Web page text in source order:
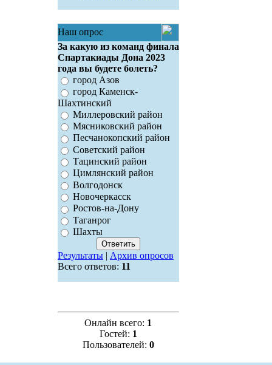
Наш опрос
За какую из команд финала
Спартакиады Дона 2023
года вы будете болеть?
город Азов
город Каменск-
Шахтинский
Миллеровский район
Мясниковский район
Песчанокопский район
Советский район
Тацинский район
Цимлянский район
Волгодонск
Новочеркасск
Ростов-на-Дону
Таганрог
Шахты
Результаты| Архив опросов
Всего ответов: 11
Онлайн всего: 1
Гостей: 1
Пользователей: 0